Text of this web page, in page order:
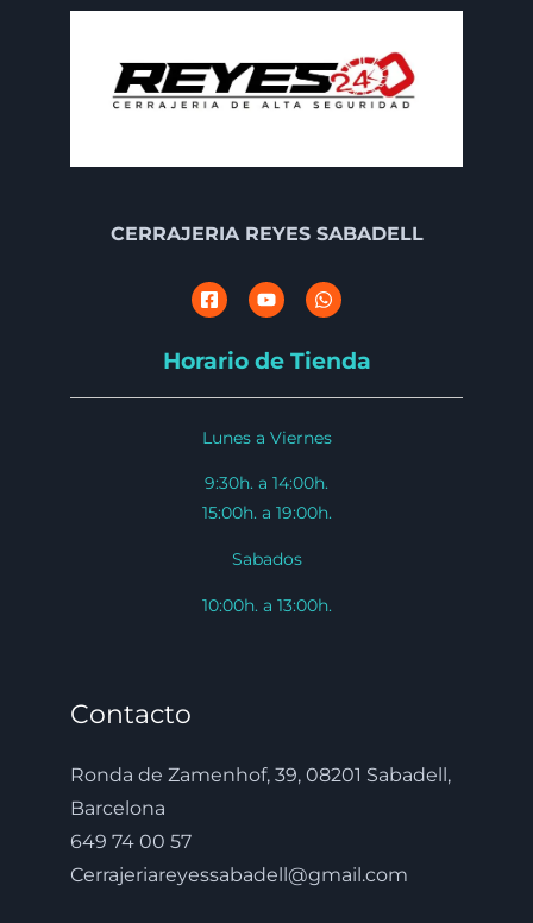
CERRAJERIA REYES SABADELL
Horario de Tienda
Lunes a Viernes
9:30h. a 14:00h.
15:00h. a 19:00h.
Sabados
10:00h. a 13:00h.
Contacto
Ronda de Zamenhof, 39, 08201 Sabadell,
Barcelona
649 74 00 57
Cerrajeriareyessabadell@gmail.com